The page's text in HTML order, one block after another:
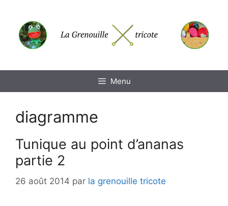
contenu
Menu
diagramme
Tunique au point d’ananas
partie 2
26 août 2014 par la grenouille tricote